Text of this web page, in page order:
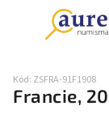
Francie,
Kód: ZSFRA-91F1908